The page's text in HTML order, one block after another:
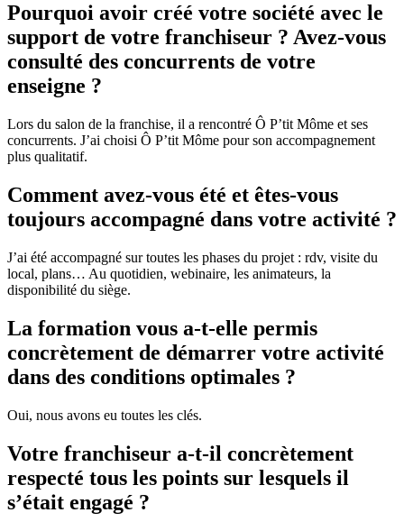
Pourquoi avoir créé votre société avec le
support de votre franchiseur ? Avez-vous
consulté des concurrents de votre
enseigne ?
Lors du salon de la franchise, il a rencontré Ô P’tit Môme et ses
concurrents. J’ai choisi Ô P’tit Môme pour son accompagnement
plus qualitatif.
Comment avez-vous été et êtes-vous
toujours accompagné dans votre activité ?
J’ai été accompagné sur toutes les phases du projet : rdv, visite du
local, plans… Au quotidien, webinaire, les animateurs, la
disponibilité du siège.
La formation vous a-t-elle permis
concrètement de démarrer votre activité
dans des conditions optimales ?
Oui, nous avons eu toutes les clés.
Votre franchiseur a-t-il concrètement
respecté tous les points sur lesquels il
s’était engagé ?